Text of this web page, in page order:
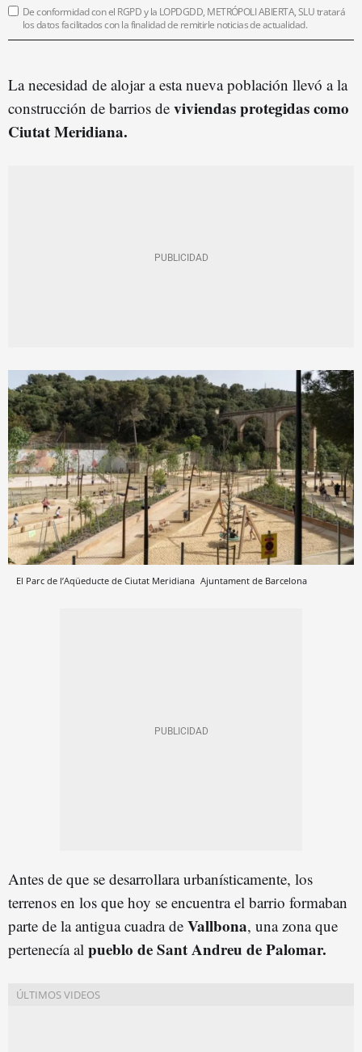
De conformidad con el RGPD y la LOPDGDD, METRÓPOLI ABIERTA, SLU tratará
los datos facilitados con la finalidad de remitirle noticias de actualidad.
La necesidad de alojar a esta nueva población llevó a la
construcción de barrios de viviendas protegidas como
Ciutat Meridiana.
El Parc de l’Aqüeducte de Ciutat Meridiana Ajuntament de Barcelona
Antes de que se desarrollara urbanísticamente, los
terrenos en los que hoy se encuentra el barrio formaban
parte de la antigua cuadra de Vallbona, una zona que
pertenecía al pueblo de Sant Andreu de Palomar.